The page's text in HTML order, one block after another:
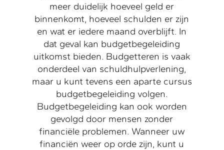
meer duidelijk hoeveel geld er
binnenkomt, hoeveel schulden er zijn
en wat er iedere maand overblijft. In
dat geval kan budgetbegeleiding
uitkomst bieden. Budgetteren is vaak
onderdeel van schuldhulpverlening,
maar u kunt tevens een aparte cursus
budgetbegeleiding volgen.
Budgetbegeleiding kan ook worden
gevolgd door mensen zonder
financiële problemen. Wanneer uw
financiën weer op orde zijn, kunt u